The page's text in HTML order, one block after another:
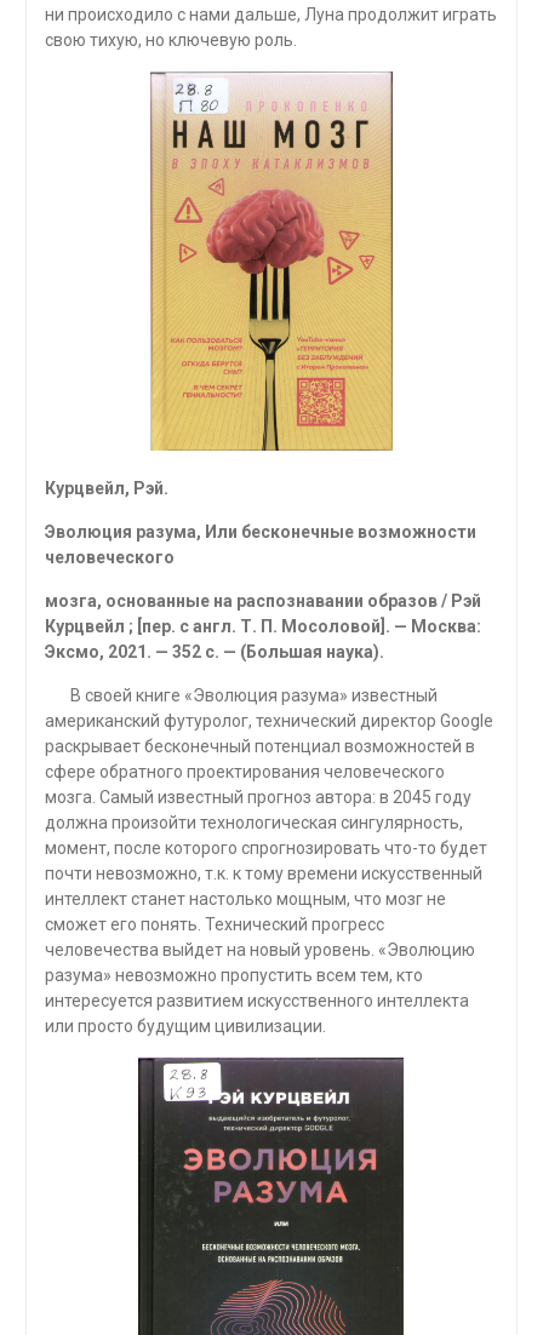
ни происходило с нами дальше, Луна продолжит играть
свою тихую, но ключевую роль.
Курцвейл, Рэй.
Эволюция разума, Или бесконечные возможности
человеческого
мозга, основанные на распознавании образов / Рэй
Курцвейл ; [пер. с англ. Т. П. Мосоловой]. — Москва:
Эксмо, 2021. — 352 с. — (Большая наука).
В своей книге «Эволюция разума» известный
американский футуролог, технический директор Google
раскрывает бесконечный потенциал возможностей в
сфере обратно­го проектирования человеческого
мозга. Самый известный прогноз автора: в 2045 году
должна произойти технологическая сингулярность,
момент, после которого спрогнозиро­вать что-то будет
почти невозможно, т.к. к тому времени искусственный
интеллект станет настолько мощным, что мозг не
сможет его понять. Технический прогресс
человечества выйдет на новый уровень. «Эволюцию
разума» невозможно пропустить всем тем, кто
интересуется развитием искусственного интеллекта
или просто будущим цивилизации.